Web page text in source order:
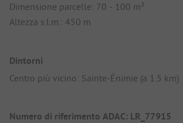
Dimensione parcelle: 70 - 100 m²
Altezza s.l.m.: 450 m
Dintorni
Centro più vicino: Sainte-Énimie (a 1.5 km)
Numero di riferimento ADAC: LR_77915